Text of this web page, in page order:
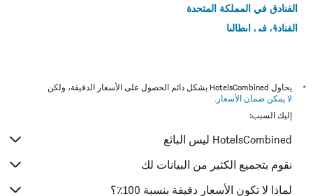
الفنادق في المملكة المتحدة
الفنادق في إيطاليا
*
يحاول HotelsCombined بشكل دائم الحصول على الأسعار الدقيقة، ولكن
لا يمكن ضمان الأسعار .
إليك السبب:
HotelsCombined ليس البائع
نقوم بتجميع الكثير من البيانات لك
لماذا لا تكون الأسعار دقيقة بنسبة 100٪؟